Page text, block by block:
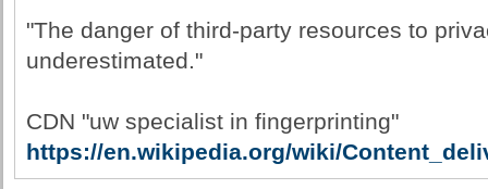
"The danger of third-party resources to
underestimated."
CDN "uw specialist in fingerprinting"
https://en.wikipedia.org/wiki/